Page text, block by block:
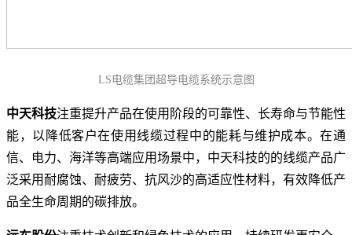
LS电缆集团超导电缆系统示意图
中天科技注重提升产品在使用阶段的可靠性、长寿命与节能性
能，以降低客户在使用线缆过程中的能耗与维护成本。在通
信、电力、海洋等高端应用场景中，中天科技的的线缆产品广
泛采用耐腐蚀、耐疲劳、抗风沙的高适应性材料，有效降低产
品全生命周期的碳排放。